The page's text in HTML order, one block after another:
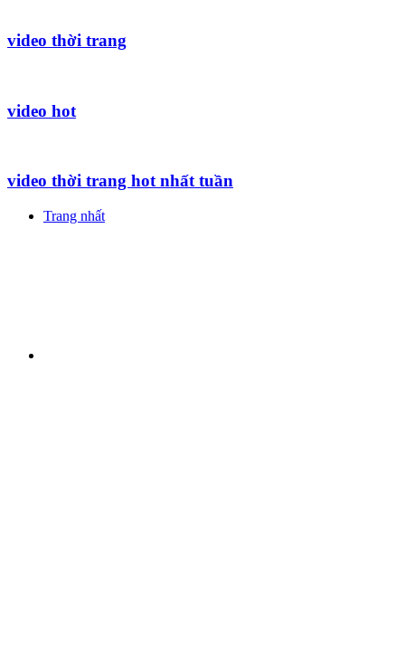
video thời trang
video hot
video thời trang hot nhất tuần
Trang nhất